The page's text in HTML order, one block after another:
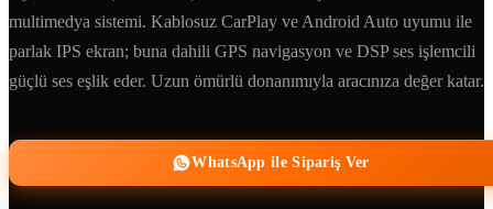
multimedya sistemi. Kablosuz CarPlay ve Android Auto uyumu ile
parlak IPS ekran; buna dahili GPS navigasyon ve DSP ses işlemcili
güçlü ses eşlik eder. Uzun ömürlü donanımıyla aracınıza değer katar.
WhatsApp ile Sipariş Ver